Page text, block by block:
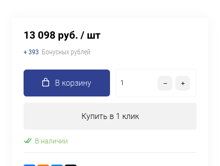
13 098 руб. / шт
+ 393 Бонусных рублей
В корзину
Купить в 1 клик
В наличии